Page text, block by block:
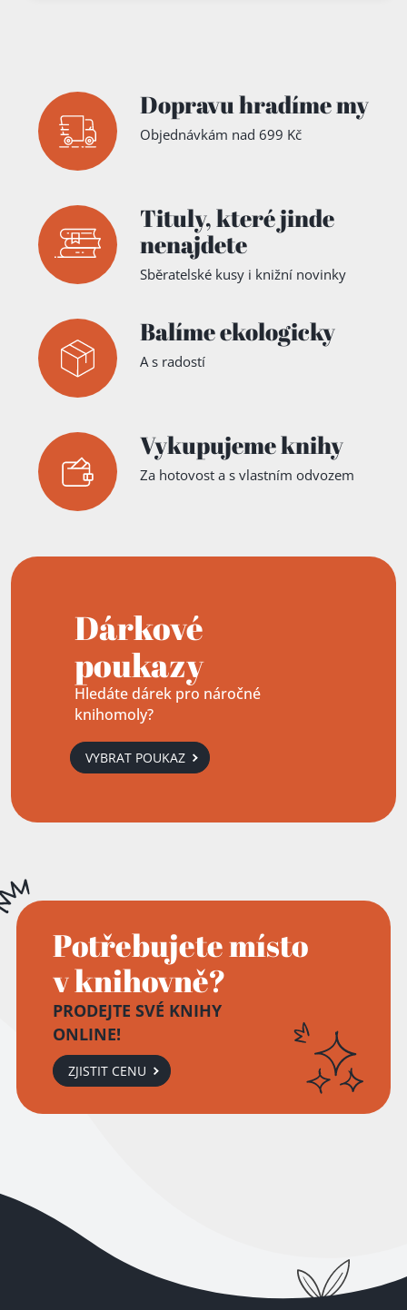
Dopravu hradíme my
Objednávkám nad 699 Kč
Tituly,které jinde
nenajdete
Sběratelské kusy i knižní novinky
Balíme ekologicky
A s radostí
Vykupujeme knihy
Za hotovost a s vlastním odvozem
Dárkové
poukazy
Hledáte dárek pro náročné
knihomoly?
VYBRAT POUKAZ
Potřebujete místo
v knihovně?
PRODEJTE SVÉ KNIHY
ONLINE!
ZJISTIT CENU